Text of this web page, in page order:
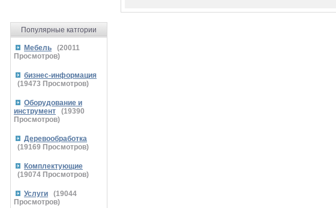
Популярные катгории
Мебель (20011
Просмотров)
бизнес-информация
(19473 Просмотров)
Оборудование и
инструмент
(19390
Просмотров)
Деревообработка
(19169 Просмотров)
Комплектующие
(19074 Просмотров)
Услуги (19044
Просмотров)